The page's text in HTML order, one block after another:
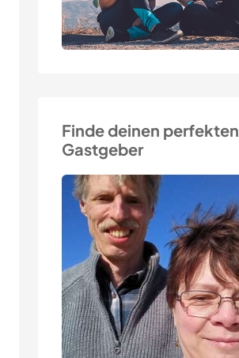
Finde deinen perfekten
Gastgeber